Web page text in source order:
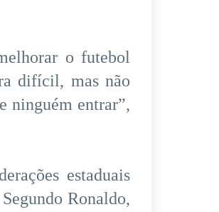
o futebol
difícil, mas não
ninguém entrar”,
estaduais
Ronaldo,